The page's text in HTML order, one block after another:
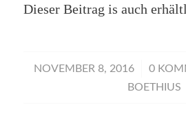
Dieser Beitrag is auch
NOVEMBER 8, 2016
/ 0
BOETHIUS